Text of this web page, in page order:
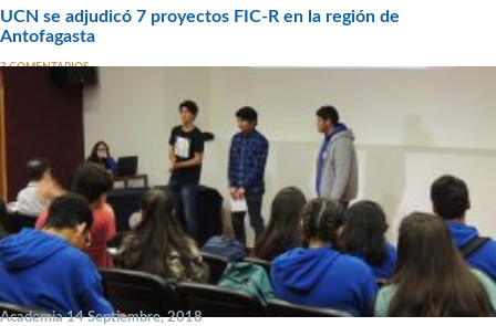
UCN se adjudicó 7 proyectos FIC-R en la región de
Antofagasta
3 COMENTARIOS
Academia 14 Septiembre, 2018